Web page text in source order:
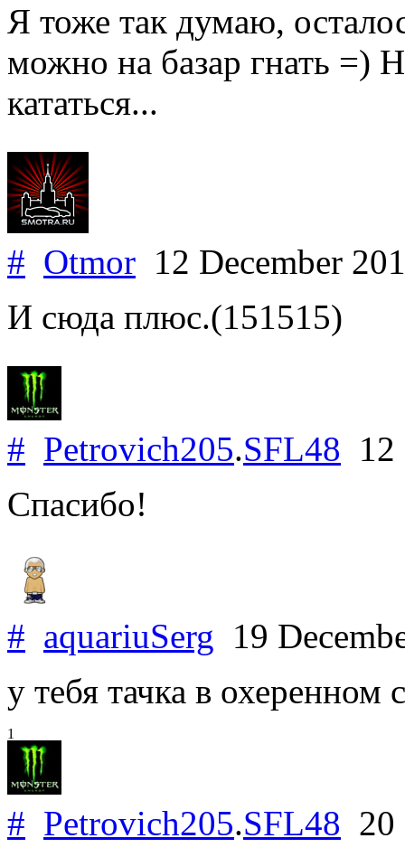
Я тоже так думаю,
можно на базар гнать =)
кататься...
# Otmor 12 December
И сюда плюс.(151515)
# Petrovich205.SFL48 12
Спасибо!
# aquariuSerg 19
у тебя тачка в охеренном
1
# Petrovich205.SFL48 20